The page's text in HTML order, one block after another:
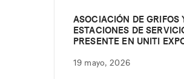
ASOCIACIÓN DE GRIFOS
ESTACIONES DE
PRESENTE EN UNITI
19 mayo, 2026